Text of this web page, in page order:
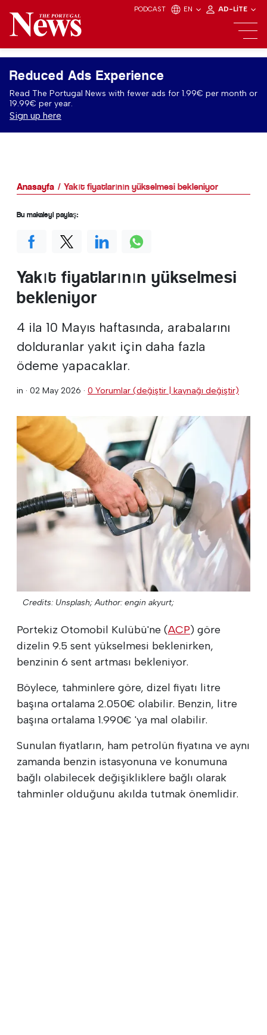
PODCAST EN AD-LITE
Reduced Ads Experience
Read The Portugal News with fewer ads for 1.99€ per month or
19.99€ per year.
Sign up here
Anasayfa Yakıt fiyatlarının yükselmesi bekleniyor
Yakıt fiyatlarının yükselmesi
bekleniyor
4 ila 10 Mayıs haftasında, arabalarını
dolduranlar yakıt için daha fazla
ödeme yapacaklar.
in · 02 May 2026 · 0 Yorumlar (değiştir | kaynağı değiştir)
Credits: Unsplash; Author: engin akyurt;
Portekiz Otomobil Kulübü'ne (ACP) göre
dizelin 9.5 sent yükselmesi beklenirken,
benzinin 6 sent artması bekleniyor.
Böylece, tahminlere göre, dizel fiyatı litre
başına ortalama 2.050€ olabilir. Benzin, litre
başına ortalama 1.990€ 'ya mal olabilir.
Sunulan fiyatların, ham petrolün fiyatına ve aynı
zamanda benzin istasyonuna ve konumuna
bağlı olabilecek değişikliklere bağlı olarak
tahminler olduğunu akılda tutmak önemlidir.
Bu makaleyi paylaş: